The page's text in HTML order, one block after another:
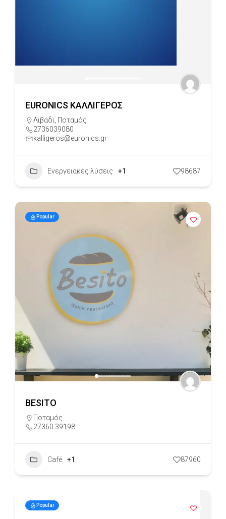
EURONICS ΚΑΛΛΙΓΕΡΟΣ
Λιβάδι
Ποταμός
2736039080
kalligeros@euronics.gr
Ενεργειακές λύσεις +1 98687
Popular
BESITO
Ποταμός
27360 39198
Café +1 87960
Popular